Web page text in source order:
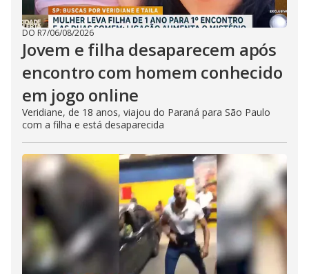
DO R7/06/08/2026
Jovem e filha desaparecem após
encontro com homem conhecido
em jogo online
Veridiane, de 18 anos, viajou do Paraná para São Paulo
com a filha e está desaparecida